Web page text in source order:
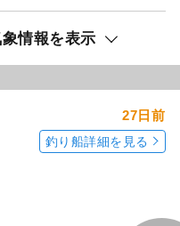
情報を表示
27日前
釣り船詳細を見る